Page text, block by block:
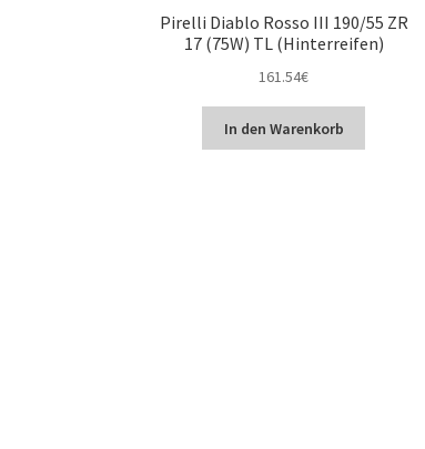
Pirelli Diablo Rosso III 190/55 ZR
17 (75W) TL (Hinterreifen)
161.54€
In den Warenkorb